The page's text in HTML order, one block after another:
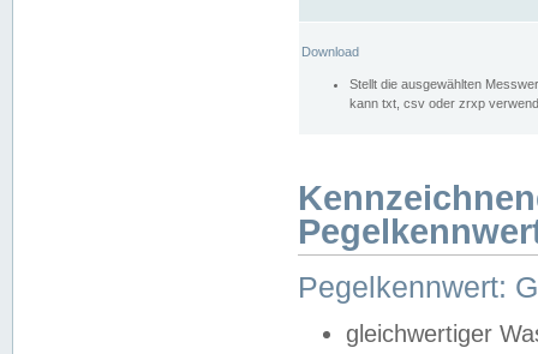
Download
Stellt die ausgewählten
kann txt, csv oder zrxp
Pegelkennwert:
gleichwertiger